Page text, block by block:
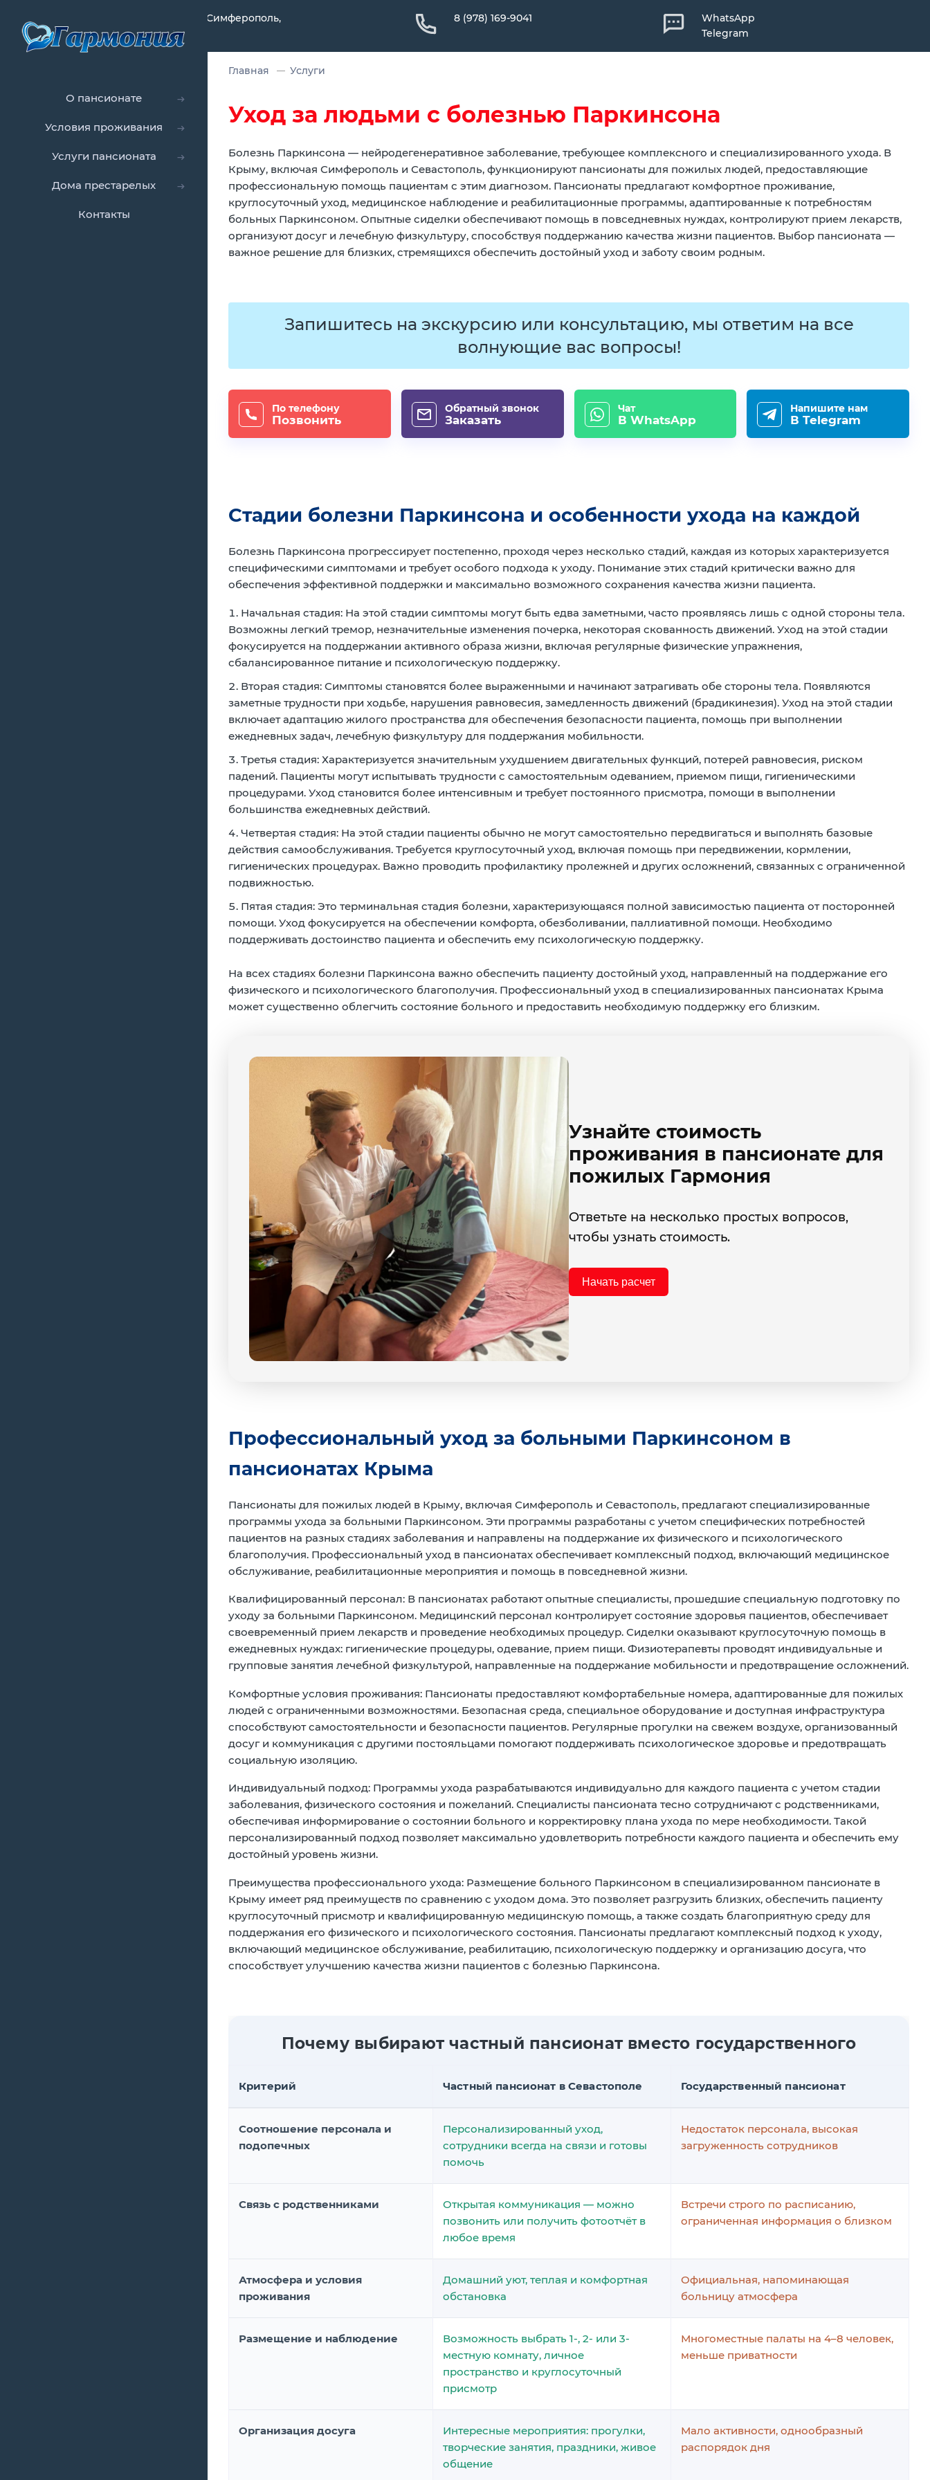
О пансионате
Условия проживания
Услуги пансионата
Дома престарелых
Контакты
Республика Крым, Симферополь, 8 (978) 169-9041
WhatsApp
Telegram
Главная Услуги
Уход за людьми с болезнью Паркинсона
Болезнь Паркинсона — нейродегенеративное заболевание, требующее комплексного и специализированного ухода. В
Крыму, включая Симферополь и Севастополь, функционируют пансионаты для пожилых людей, предоставляющие
профессиональную помощь пациентам с этим диагнозом. Пансионаты предлагают комфортное проживание,
круглосуточный уход, медицинское наблюдение и реабилитационные программы, адаптированные к потребностям
больных Паркинсоном. Опытные сиделки обеспечивают помощь в повседневных нуждах, контролируют прием лекарств,
организуют досуг и лечебную физкультуру, способствуя поддержанию качества жизни пациентов. Выбор пансионата —
важное решение для близких, стремящихся обеспечить достойный уход и заботу своим родным.
Запишитесь на экскурсию или консультацию, мы ответим на все
волнующие вас вопросы!
По телефону
Позвонить
Обратный звонок
Заказать
Чат
В WhatsApp
Напишите нам
В Telegram
Стадии болезни Паркинсона и особенности ухода на каждой
Болезнь Паркинсона прогрессирует постепенно, проходя через несколько стадий, каждая из которых характеризуется
специфическими симптомами и требует особого подхода к уходу. Понимание этих стадий критически важно для
обеспечения эффективной поддержки и максимально возможного сохранения качества жизни пациента.
Начальная стадия: На этой стадии симптомы могут быть едва заметными, часто проявляясь лишь с одной стороны тела.
Возможны легкий тремор, незначительные изменения почерка, некоторая скованность движений. Уход на этой стадии
фокусируется на поддержании активного образа жизни, включая регулярные физические упражнения,
сбалансированное питание и психологическую поддержку.
Вторая стадия: Симптомы становятся более выраженными и начинают затрагивать обе стороны тела. Появляются
заметные трудности при ходьбе, нарушения равновесия, замедленность движений (брадикинезия). Уход на этой стадии
включает адаптацию жилого пространства для обеспечения безопасности пациента, помощь при выполнении
ежедневных задач, лечебную физкультуру для поддержания мобильности.
Третья стадия: Характеризуется значительным ухудшением двигательных функций, потерей равновесия, риском
падений. Пациенты могут испытывать трудности с самостоятельным одеванием, приемом пищи, гигиеническими
процедурами. Уход становится более интенсивным и требует постоянного присмотра, помощи в выполнении
большинства ежедневных действий.
Четвертая стадия: На этой стадии пациенты обычно не могут самостоятельно передвигаться и выполнять базовые
действия самообслуживания. Требуется круглосуточный уход, включая помощь при передвижении, кормлении,
гигиенических процедурах. Важно проводить профилактику пролежней и других осложнений, связанных с ограниченной
подвижностью.
Пятая стадия: Это терминальная стадия болезни, характеризующаяся полной зависимостью пациента от посторонней
помощи. Уход фокусируется на обеспечении комфорта, обезболивании, паллиативной помощи. Необходимо
поддерживать достоинство пациента и обеспечить ему психологическую поддержку.
На всех стадиях болезни Паркинсона важно обеспечить пациенту достойный уход, направленный на поддержание его
физического и психологического благополучия. Профессиональный уход в специализированных пансионатах Крыма
может существенно облегчить состояние больного и предоставить необходимую поддержку его близким.
Узнайте стоимость
проживания в пансионате для
пожилых Гармония
Ответьте на несколько простых вопросов,
чтобы узнать стоимость.
Начать расчет
Профессиональный уход за больными Паркинсоном в
пансионатах Крыма
Пансионаты для пожилых людей в Крыму, включая Симферополь и Севастополь, предлагают специализированные
программы ухода за больными Паркинсоном. Эти программы разработаны с учетом специфических потребностей
пациентов на разных стадиях заболевания и направлены на поддержание их физического и психологического
благополучия. Профессиональный уход в пансионатах обеспечивает комплексный подход, включающий медицинское
обслуживание, реабилитационные мероприятия и помощь в повседневной жизни.
Квалифицированный персонал: В пансионатах работают опытные специалисты, прошедшие специальную подготовку по
уходу за больными Паркинсоном. Медицинский персонал контролирует состояние здоровья пациентов, обеспечивает
своевременный прием лекарств и проведение необходимых процедур. Сиделки оказывают круглосуточную помощь в
ежедневных нуждах: гигиенические процедуры, одевание, прием пищи. Физиотерапевты проводят индивидуальные и
групповые занятия лечебной физкультурой, направленные на поддержание мобильности и предотвращение осложнений.
Комфортные условия проживания: Пансионаты предоставляют комфортабельные номера, адаптированные для пожилых
людей с ограниченными возможностями. Безопасная среда, специальное оборудование и доступная инфраструктура
способствуют самостоятельности и безопасности пациентов. Регулярные прогулки на свежем воздухе, организованный
досуг и коммуникация с другими постояльцами помогают поддерживать психологическое здоровье и предотвращать
социальную изоляцию.
Индивидуальный подход: Программы ухода разрабатываются индивидуально для каждого пациента с учетом стадии
заболевания, физического состояния и пожеланий. Специалисты пансионата тесно сотрудничают с родственниками,
обеспечивая информирование о состоянии больного и корректировку плана ухода по мере необходимости. Такой
персонализированный подход позволяет максимально удовлетворить потребности каждого пациента и обеспечить ему
достойный уровень жизни.
Преимущества профессионального ухода: Размещение больного Паркинсоном в специализированном пансионате в
Крыму имеет ряд преимуществ по сравнению с уходом дома. Это позволяет разгрузить близких, обеспечить пациенту
круглосуточный присмотр и квалифицированную медицинскую помощь, а также создать благоприятную среду для
поддержания его физического и психологического состояния. Пансионаты предлагают комплексный подход к уходу,
включающий медицинское обслуживание, реабилитацию, психологическую поддержку и организацию досуга, что
способствует улучшению качества жизни пациентов с болезнью Паркинсона.
Почему выбирают частный пансионат вместо государственного
Критерий Частный пансионат в Севастополе Государственный пансионат
Соотношение персонала и
подопечных
Персонализированный уход,
сотрудники всегда на связи и готовы
помочь
Недостаток персонала, высокая
загруженность сотрудников
Связь с родственниками
Открытая коммуникация — можно
позвонить или получить фотоотчёт в
любое время
Встречи строго по расписанию,
ограниченная информация о близком
Атмосфера и условия
проживания
Домашний уют, теплая и комфортная
обстановка
Официальная, напоминающая
больницу атмосфера
Размещение и наблюдение
Возможность выбрать 1-, 2- или 3-
местную комнату, личное
пространство и круглосуточный
присмотр
Многоместные палаты на 4–8 человек,
меньше приватности
Организация досуга
Интересные мероприятия: прогулки,
творческие занятия, праздники, живое
общение
Мало активности, однообразный
распорядок дня